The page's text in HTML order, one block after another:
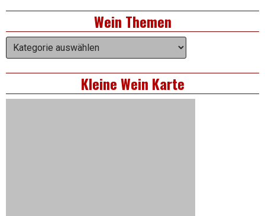
Asides
Wein Themen
Wein
Themen
Kleine Wein Karte